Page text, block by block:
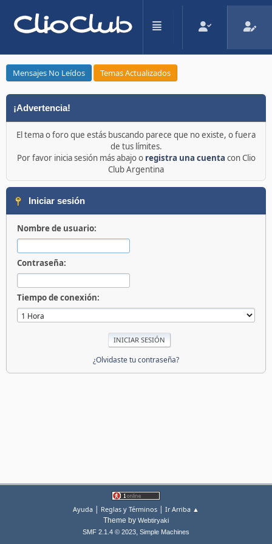
Mensajes No Leídos Temas Actualizados
¡Advertencia!
El tema o foro que estás buscando parece que no existe, o fuera
de tus límites.
Por favor inicia sesión más abajo o registra una cuenta con Clio
Club Argentina
Iniciar sesión
Nombre de usuario:
Contraseña:
Tiempo de conexión:
¿Olvidaste tu contraseña?
Ayuda | Reglas y Términos | Ir Arriba ▲
Theme by Webtiryaki
SMF 2.1.4 © 2023, Simple Machines